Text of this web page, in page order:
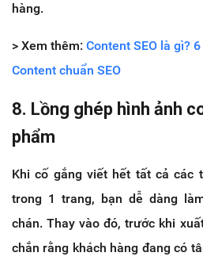
hàng.
> Xem thêm: Content SEO là gì?
Content chuẩn SEO
8. Lồng ghép hình ảnh
phẩm
Khi cố gắng viết hết tất cả các
trong 1 trang, bạn dễ dàng
chán. Thay vào đó, trước khi
chắn rằng khách hàng đang có